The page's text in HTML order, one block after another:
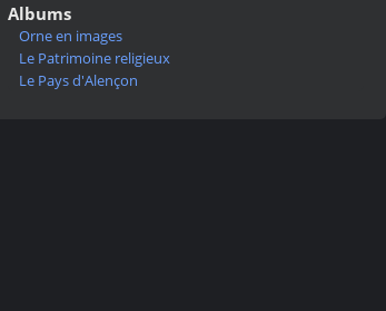
Albums
Orne en images
Le Patrimoine religieux
Le Pays d'Alençon